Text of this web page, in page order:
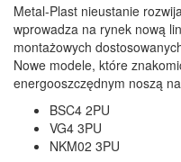
Metal-Plast nieustanie
wprowadza na rynek nową
montażowych
Nowe modele, które
energooszczędnym noszą
BSC4 2PU
VG4 3PU
NKM02 3PU